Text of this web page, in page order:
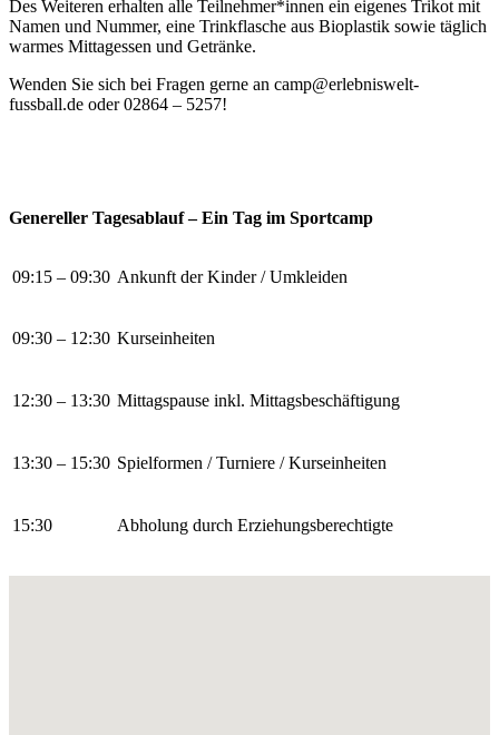
Des Weiteren erhalten alle Teilnehmer*innen ein eigenes Trikot mit
Namen und Nummer, eine Trinkflasche aus Bioplastik sowie täglich
warmes Mittagessen und Getränke.
Wenden Sie sich bei Fragen gerne an camp@erlebniswelt-
fussball.de oder 02864 – 5257!
Genereller Tagesablauf – Ein Tag im Sportcamp
09:15 – 09:30 Ankunft der Kinder / Umkleiden
09:30 – 12:30 Kurseinheiten
12:30 – 13:30 Mittagspause inkl. Mittagsbeschäftigung
13:30 – 15:30 Spielformen / Turniere / Kurseinheiten
15:30 Abholung durch Erziehungsberechtigte